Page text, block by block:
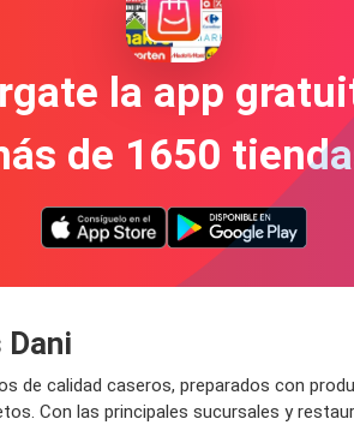
la app
de 1650
de calidad caseros, preparados con
Con las principales sucursales y